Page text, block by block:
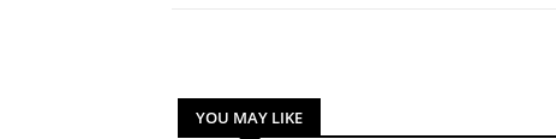
YOU MAY LIKE